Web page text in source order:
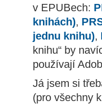
v EPUBech:
knihách),
jednu knihu),
knihu“ by
používají
Já jsem si
(pro všechny